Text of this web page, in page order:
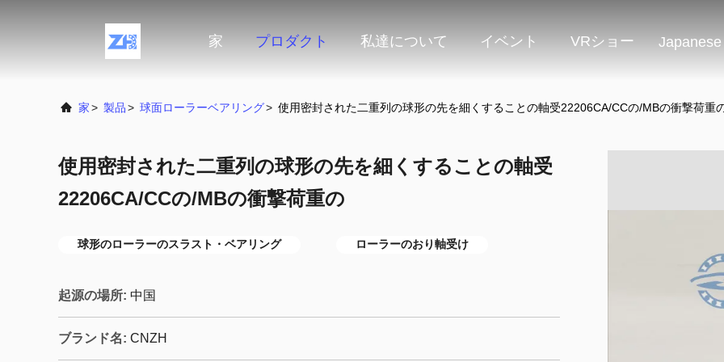
家 プロダクト 私達について イベント VRショー Japanese
家> 製品> 球面ローラーベアリング> 使用密封された二重列の球形の先を細くすることの軸受22206CA/CCの/MBの衝撃荷重
使用密封された二重列の球形の先を細くすることの軸受
22206CA/CCの/MBの衝撃荷重の
球形のローラーのスラスト・ベアリング ローラーのおり軸受け
起源の場所: 中国
ブランド名: CNZH